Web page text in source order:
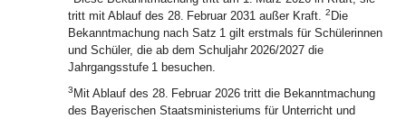
tritt mit Ablauf des 28. Februar 2031 außer Kraft. 2 Die
Bekanntmachung nach Satz 1 gilt erstmals für Schülerinnen
und Schüler, die ab dem Schuljahr 2026/2027 die
Jahrgangsstufe 1 besuchen.
3 Mit Ablauf des 28. Februar 2026 tritt die Bekanntmachung
des Bayerischen Staatsministeriums für Unterricht und